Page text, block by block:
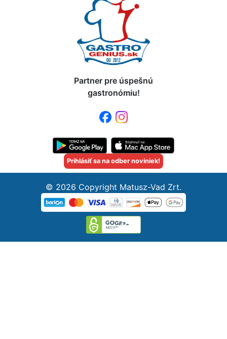
Partner pre úspešnú
gastronómiu!
Prihlásiť sa na odber noviniek!
© 2026 Copyright Matusz-Vad Zrt.